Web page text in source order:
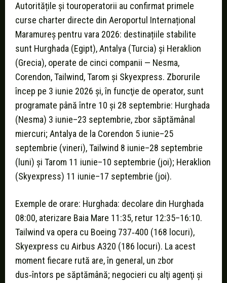
Autoritățile şi touroperatorii au confirmat primele
curse charter directe din Aeroportul Internațional
Maramureș pentru vara 2026: destinațiile stabilite
sunt Hurghada (Egipt), Antalya (Turcia) şi Heraklion
(Grecia), operate de cinci companii — Nesma,
Corendon, Tailwind, Tarom şi Skyexpress. Zborurile
încep pe 3 iunie 2026 şi, în funcţie de operator, sunt
programate până între 10 şi 28 septembrie: Hurghada
(Nesma) 3 iunie–23 septembrie, zbor săptămânal
miercuri; Antalya de la Corendon 5 iunie–25
septembrie (vineri), Tailwind 8 iunie–28 septembrie
(luni) şi Tarom 11 iunie–10 septembrie (joi); Heraklion
(Skyexpress) 11 iunie–17 septembrie (joi).
Exemple de orare: Hurghada: decolare din Hurghada
08:00, aterizare Baia Mare 11:35, retur 12:35–16:10.
Tailwind va opera cu Boeing 737‑400 (168 locuri),
Skyexpress cu Airbus A320 (186 locuri). La acest
moment fiecare rută are, în general, un zbor
dus‑întors pe săptămână; negocieri cu alţi agenţi şi